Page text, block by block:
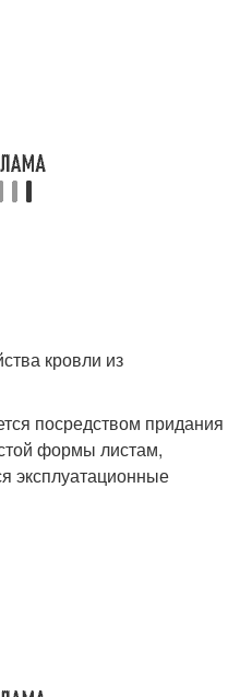
кровли из
посредством придания
формы листам,
эксплуатационные